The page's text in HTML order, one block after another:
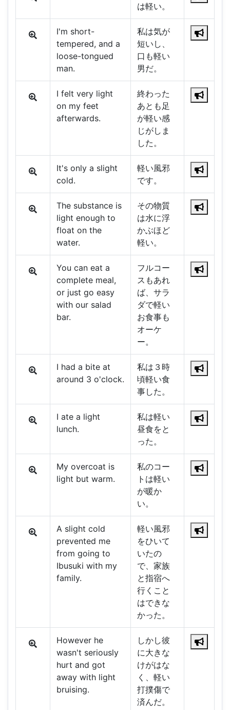
は軽い。
I'm short-
tempered, and a
loose-tongued
man.
私は気が
短いし、
口も軽い
男だ。
I felt very light
on my feet
afterwards.
終わった
あとも足
が軽い感
じがしま
した。
It's only a slight
cold.
軽い風邪
です。
The substance is
light enough to
float on the
water.
その物質
は水に浮
かぶほど
軽い。
You can eat a
complete meal,
or just go easy
with our salad
bar.
フルコー
スもあれ
ば、サラ
ダで軽い
お食事も
オーケ
ー。
I had a bite at
around 3 o'clock.
私は３時
頃軽い食
事した。
I ate a light
lunch.
私は軽い
昼食をと
った。
My overcoat is
light but warm.
私のコー
トは軽い
が暖か
い。
A slight cold
prevented me
from going to
Ibusuki with my
family.
軽い風邪
をひいて
いたの
で、家族
と指宿へ
行くこと
はできな
かった。
However he
wasn't seriously
hurt and got
away with light
bruising.
しかし彼
に大きな
けがはな
く、軽い
打撲傷で
済んだ。